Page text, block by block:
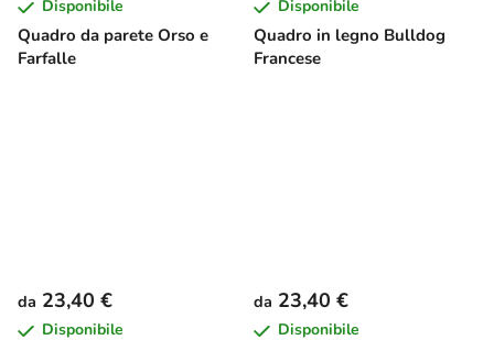
Quadro da parete Orso e
Farfalle
Disponibile
Quadro in legno Bulldog
Francese
Disponibile
da 23,40 €
Disponibile
da 23,40 €
Disponibile